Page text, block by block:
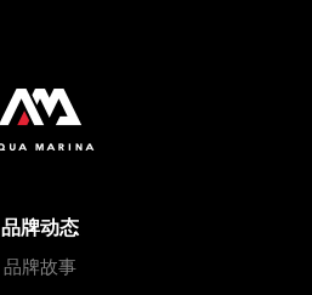
品牌动态
品牌故事